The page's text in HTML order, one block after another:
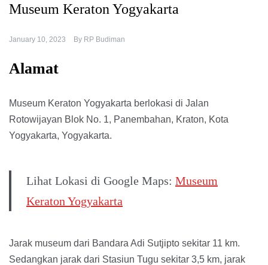
Museum Keraton Yogyakarta
January 10, 2023 By RP Budiman
Alamat
Museum Keraton Yogyakarta berlokasi di Jalan
Rotowijayan Blok No. 1, Panembahan, Kraton, Kota
Yogyakarta, Yogyakarta.
Lihat Lokasi di Google Maps: Museum
Keraton Yogyakarta
Jarak museum dari Bandara Adi Sutjipto sekitar 11 km.
Sedangkan jarak dari Stasiun Tugu sekitar 3,5 km, jarak